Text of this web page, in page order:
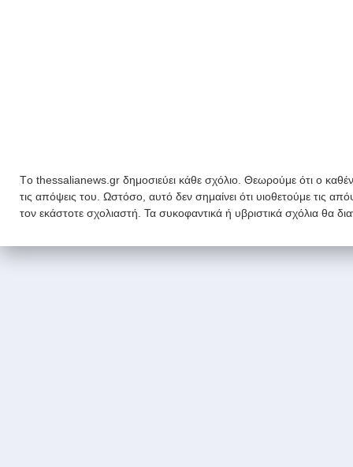
Tο thessalianews.gr δημοσιεύει κάθε σχόλιο. Θεωρούμε ότι ο
τις απόψεις του. Ωστόσο, αυτό δεν σημαίνει ότι υιοθετούμε τις
τον εκάστοτε σχολιαστή. Τα συκοφαντικά ή υβριστικά σχόλια θα